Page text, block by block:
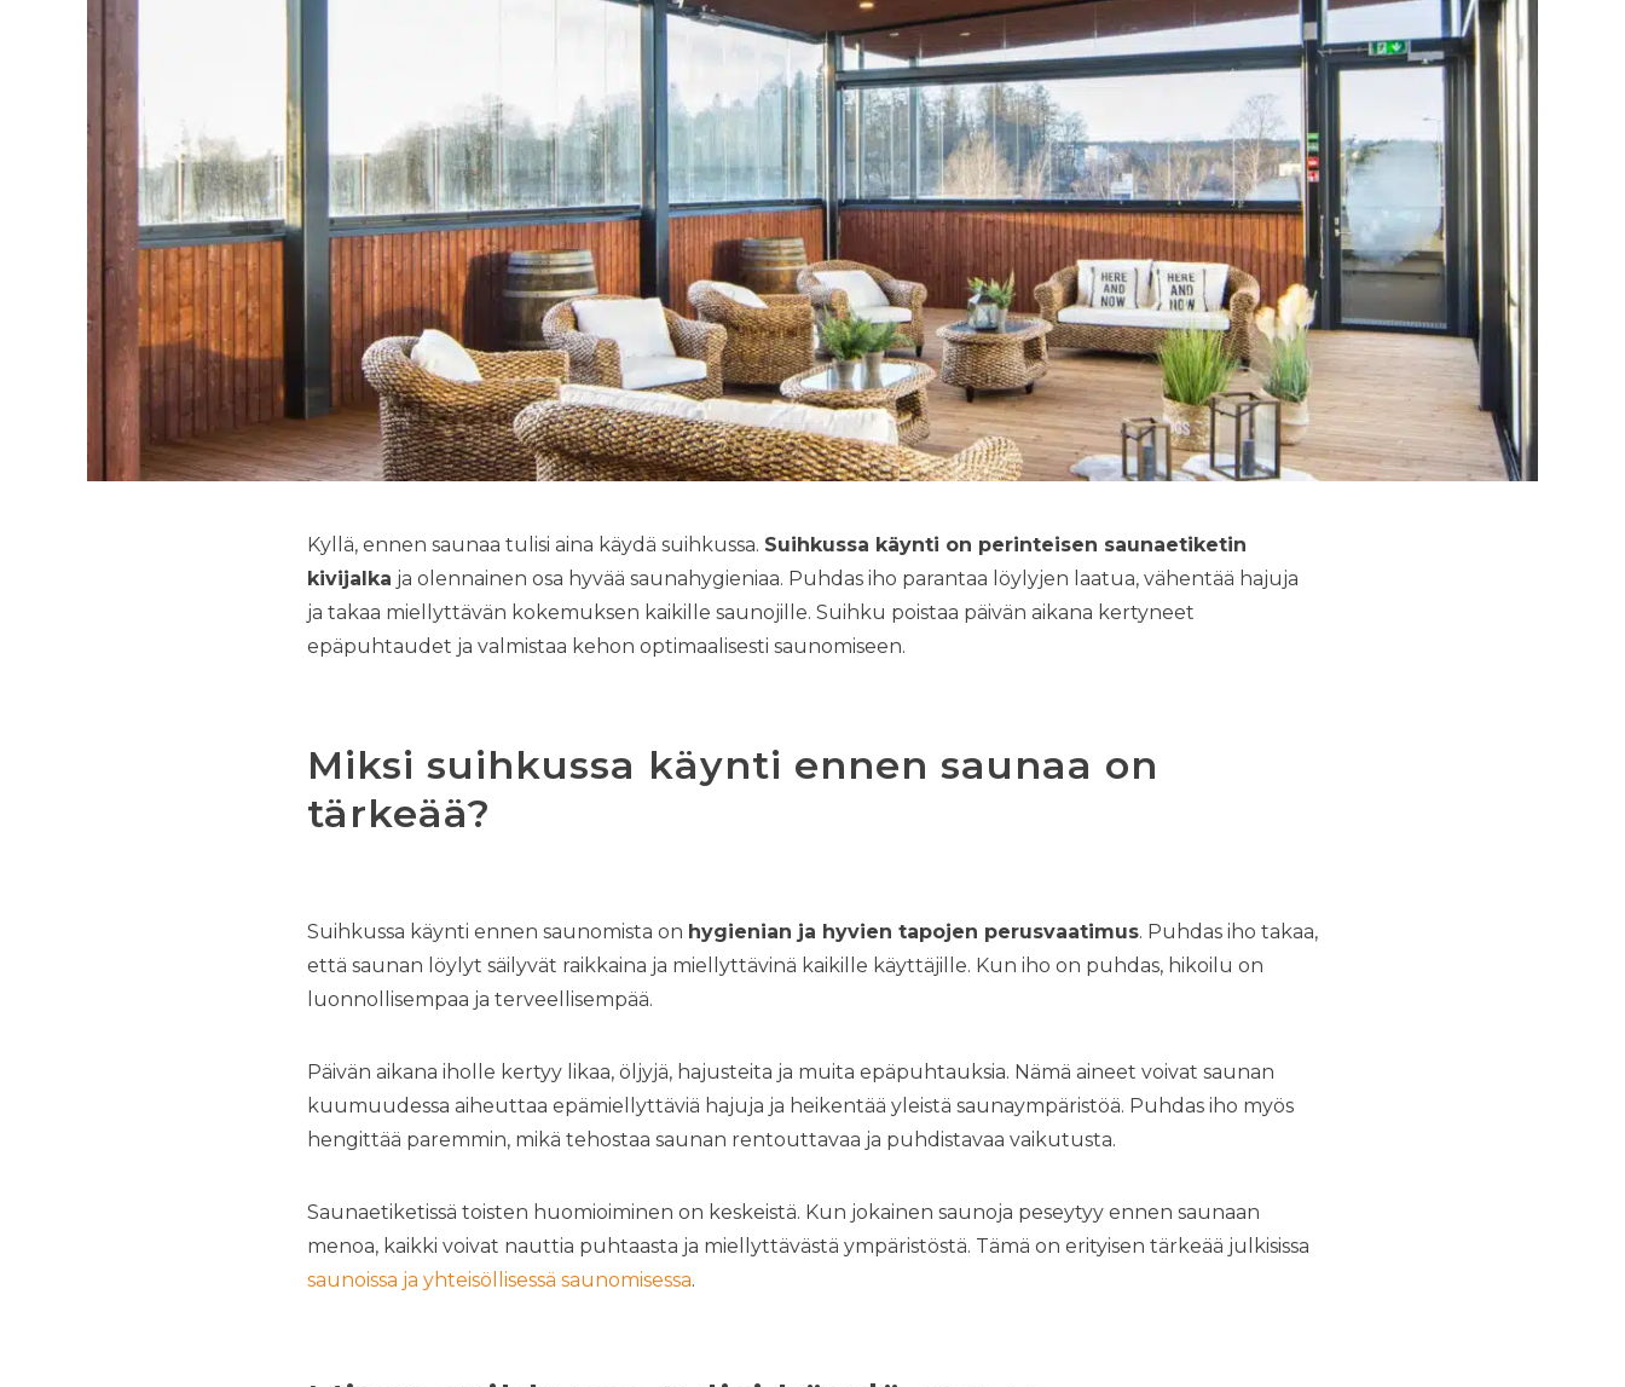
Kyllä, ennen saunaa tulisi aina käydä suihkussa. Suihkussa käynti on perinteisen saunaetiketin
kivijalka ja olennainen osa hyvää saunahygieniaa. Puhdas iho parantaa löylyjen laatua, vähentää hajuja
ja takaa miellyttävän kokemuksen kaikille saunojille. Suihku poistaa päivän aikana kertyneet
epäpuhtaudet ja valmistaa kehon optimaalisesti saunomiseen.
Miksi suihkussa käynti ennen saunaa on
tärkeää?
Suihkussa käynti ennen saunomista on hygienian ja hyvien tapojen perusvaatimus. Puhdas iho takaa,
että saunan löylyt säilyvät raikkaina ja miellyttävinä kaikille käyttäjille. Kun iho on puhdas, hikoilu on
luonnollisempaa ja terveellisempää.
Päivän aikana iholle kertyy likaa, öljyjä, hajusteita ja muita epäpuhtauksia. Nämä aineet voivat saunan
kuumuudessa aiheuttaa epämiellyttäviä hajuja ja heikentää yleistä saunaympäristöä. Puhdas iho myös
hengittää paremmin, mikä tehostaa saunan rentouttavaa ja puhdistavaa vaikutusta.
Saunaetiketissä toisten huomioiminen on keskeistä. Kun jokainen saunoja peseytyy ennen saunaan
menoa, kaikki voivat nauttia puhtaasta ja miellyttävästä ympäristöstä. Tämä on erityisen tärkeää julkisissa
saunoissa ja yhteisöllisessä saunomisessa.